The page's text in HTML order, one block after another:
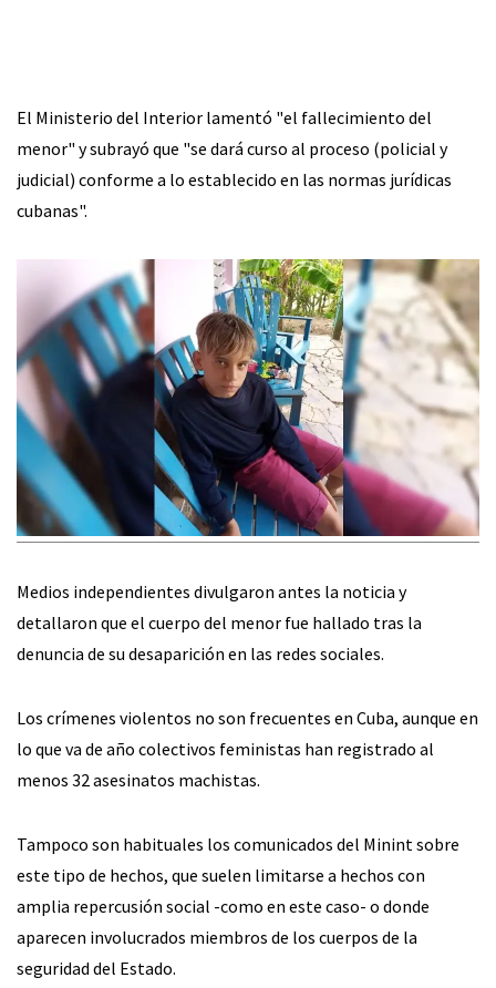
El Ministerio del Interior lamentó "el fallecimiento del
menor" y subrayó que "se dará curso al proceso (policial y
judicial) conforme a lo establecido en las normas jurídicas
cubanas".
Medios independientes divulgaron antes la noticia y
detallaron que el cuerpo del menor fue hallado tras la
denuncia de su desaparición en las redes sociales.
Los crímenes violentos no son frecuentes en Cuba, aunque en
lo que va de año colectivos feministas han registrado al
menos 32 asesinatos machistas.
Tampoco son habituales los comunicados del Minint sobre
este tipo de hechos, que suelen limitarse a hechos con
amplia repercusión social -como en este caso- o donde
aparecen involucrados miembros de los cuerpos de la
seguridad del Estado.